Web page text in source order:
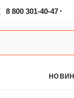
8 800 301-40-47